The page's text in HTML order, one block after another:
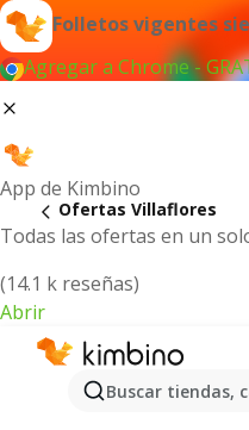
Folletos vigentes
Agregar a Chrome -
App de Kimbino
Todas las ofertas en un
(14.1 k reseñas)
Abrir
Buscar tiendas,
Ofertas Villaflores
Villaflores -